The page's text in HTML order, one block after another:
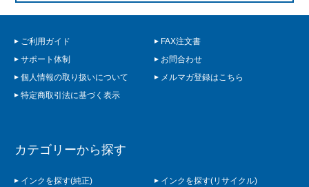
ご利用ガイド
FAX注文書
サポート体制
お問合わせ
個人情報の取り扱いについて
メルマガ登録はこちら
特定商取引法に基づく表示
カテゴリーから探す
インクを探す(純正) インクを探す(リサイクル)